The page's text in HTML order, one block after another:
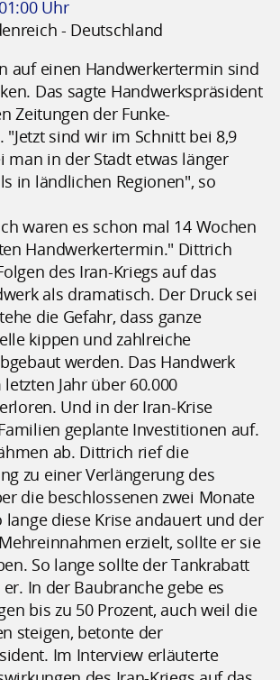
Uhr
- Deutschland
auf einen Handwerkertermin sind
Das sagte Handwerkspräsident
Zeitungen der Funke-
"Jetzt sind wir im Schnitt bei 8,9
man in der Stadt etwas länger
in ländlichen Regionen", so
waren es schon mal 14 Wochen
Handwerkertermin." Dittrich
des Iran-Kriegs auf das
als dramatisch. Der Druck sei
die Gefahr, dass ganze
kippen und zahlreiche
werden. Das Handwerk
Jahr über 60.000
Und in der Iran-Krise
geplante Investitionen auf.
ab. Dittrich rief die
zu einer Verlängerung des
die beschlossenen zwei Monate
lange diese Krise andauert und der
erzielt, sollte er sie
So lange sollte der Tankrabatt
In der Baubranche gebe es
bis zu 50 Prozent, auch weil die
steigen, betonte der
Im Interview erläuterte